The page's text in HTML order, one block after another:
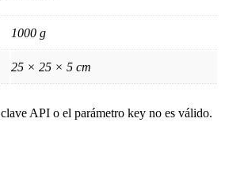
1000 g
25 × 25 × 5 cm
API o el parámetro key no es válido.